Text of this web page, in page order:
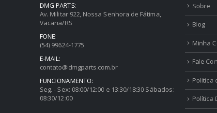
DMG PARTS:
Av. Militar 922, Nossa Senhora de Fátima,
Vacaria/RS
FONE:
(54) 99624-1775
E-MAIL:
contato@dmgparts.com.br
FUNCIONAMENTO:
Seg. - Sex: 08:00/12:00 e 13:30/18:30 Sábados:
08:30/12:00
Sobre
Blog
Minha
Fale
Politica
Política